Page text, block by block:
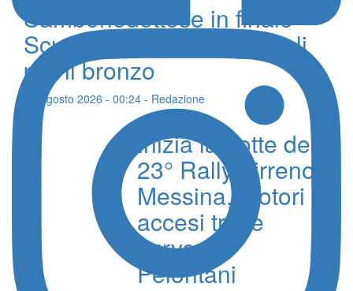
Sambenedettese in finale
Scudetto, Catania e Napoli
per il bronzo
09 Agosto 2026 - 00:24 - Redazione
Inizia la notte del
23° Rally Tirreno
Messina, motori
accesi tra le
curve dei
Peloritani